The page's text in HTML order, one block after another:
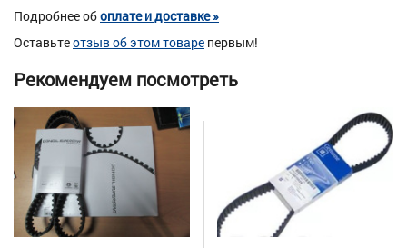
Подробнее обоплате и доставке »
Оставьтеотзыв об этом товаре первым!
Рекомендуем посмотреть